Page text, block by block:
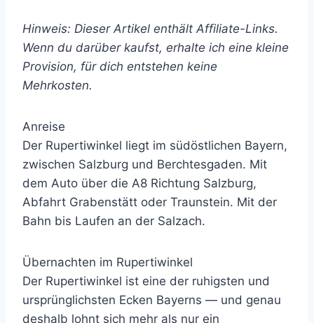
Hinweis: Dieser Artikel enthält Affiliate-Links.
Wenn du darüber kaufst, erhalte ich eine kleine
Provision, für dich entstehen keine
Mehrkosten.
Anreise
Der Rupertiwinkel liegt im südöstlichen Bayern,
zwischen Salzburg und Berchtesgaden. Mit
dem Auto über die A8 Richtung Salzburg,
Abfahrt Grabenstätt oder Traunstein. Mit der
Bahn bis Laufen an der Salzach.
Übernachten im Rupertiwinkel
Der Rupertiwinkel ist eine der ruhigsten und
ursprünglichsten Ecken Bayerns — und genau
deshalb lohnt sich mehr als nur ein